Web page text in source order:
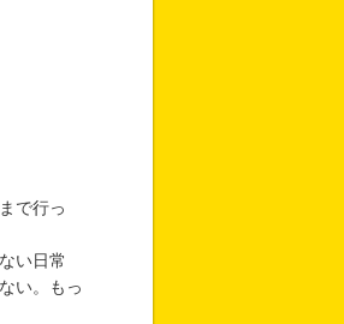
で行っ
い日常
い。もっ